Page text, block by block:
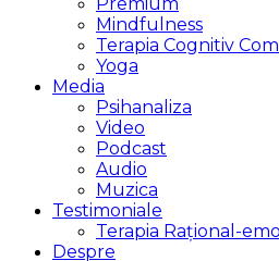
Mindfulness
Terapia Cognitiv
Yoga
Media
Psihanaliza
Video
Podcast
Audio
Muzica
Testimoniale
Terapia Rațional-
Despre